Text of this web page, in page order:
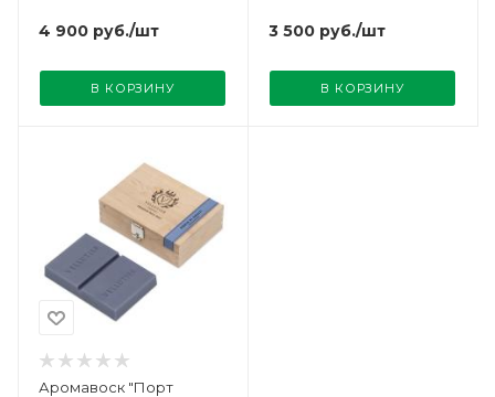
4 900 руб./шт
В КОРЗИНУ
3 500 руб./шт
В КОРЗИНУ
Аромавоск "Порт